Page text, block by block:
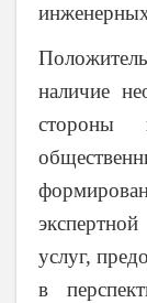
наличие
стороны
услуг,
в